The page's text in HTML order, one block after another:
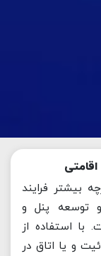
بیشتر فرایند
توسعه پنل و
با استفاده از
و یا اتاق در